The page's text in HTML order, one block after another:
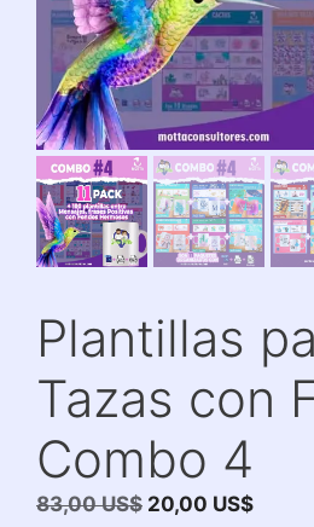
Plantillas
Tazas con
Combo 4
83,00US$ El
20,00 US$El